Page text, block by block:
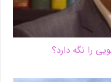
را نگه دارد؟